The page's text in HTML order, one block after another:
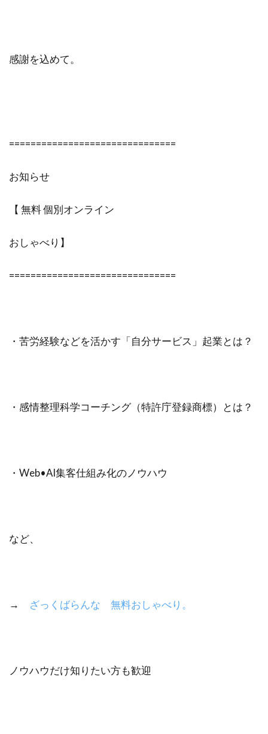
感謝を込めて。
===============================
お知らせ
【 無料 個別オンライン
おしゃべり】
===============================
・苦労経験などを活かす「自分サービス」起業とは？
・感情整理科学コーチング（特許庁登録商標）とは？
・Web•AI集客仕組み化のノウハウ
など、
→ ざっくばらんな 無料おしゃべり。
ノウハウだけ知りたい方も歓迎